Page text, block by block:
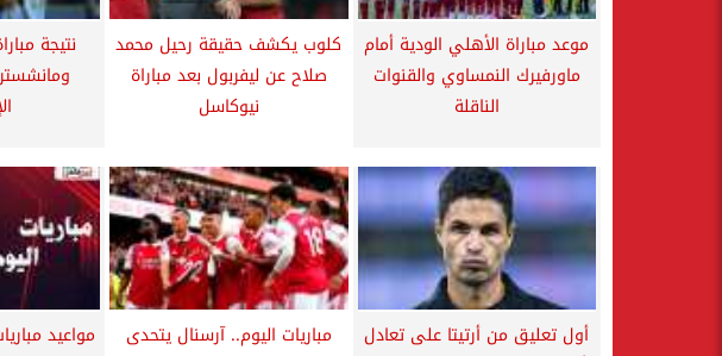
موعد مباراة الأهلي الودية أمام
ماورفيرك النمساوي والقنوات
الناقلة
كلوب يكشف حقيقة رحيل محمد
صلاح عن ليفربول بعد مباراة
نيوكاسل
نتيجة
أول تعليق من أرتيتا على تعادل
مباريات اليوم.. آرسنال يتحدى